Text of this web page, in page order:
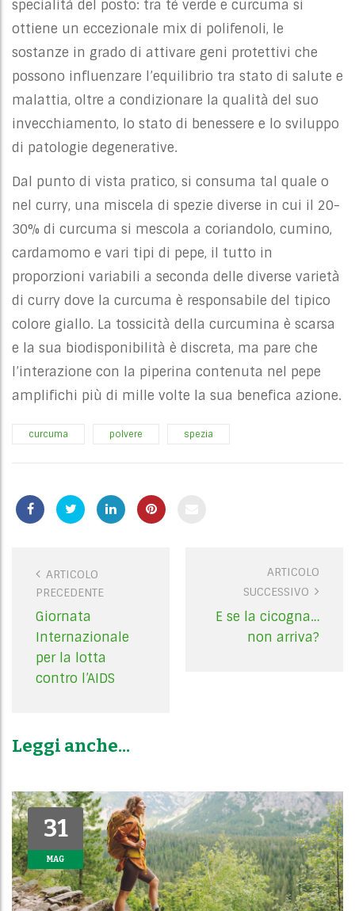
specialità del posto: tra tè verde e curcuma si
ottiene un eccezionale mix di polifenoli, le
sostanze in grado di attivare geni protettivi che
possono influenzare l’equilibrio tra stato di salute e
malattia, oltre a condizionare la qualità del suo
invecchiamento, lo stato di benessere e lo sviluppo
di patologie degenerative.
Dal punto di vista pratico, si consuma tal quale o
nel curry, una miscela di spezie diverse in cui il 20-
30% di curcuma si mescola a coriandolo, cumino,
cardamomo e vari tipi di pepe, il tutto in
proporzioni variabili a seconda delle diverse varietà
di curry dove la curcuma è responsabile del tipico
colore giallo. La tossicità della curcumina è scarsa
e la sua biodisponibilità è discreta, ma pare che
l’interazione con la piperina contenuta nel pepe
amplifichi più di mille volte la sua benefica azione.
curcuma polvere spezia
g
i
o
n
ARTICOLO
PRECEDENTE
Giornata
Internazionale
per la lotta
contro l’AIDS
ARTICOLO
SUCCESSIVO
E se la cicogna…
non arriva?
Leggi anche...
31
MAG
31
MAG